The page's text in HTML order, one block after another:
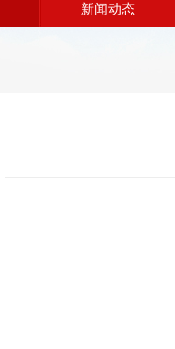
新闻动态